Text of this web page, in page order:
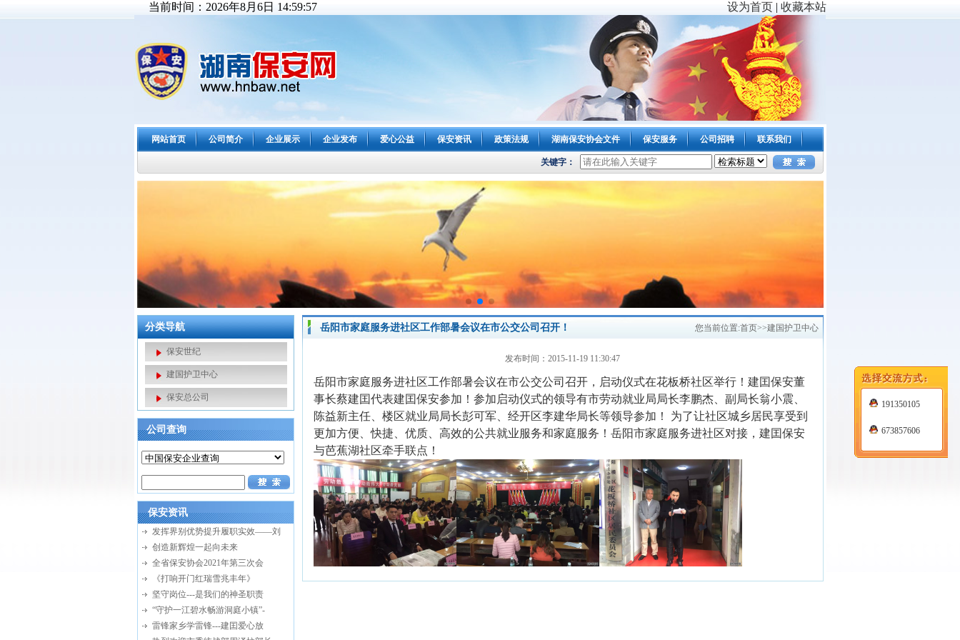
当前时间：2026年8月6日 14:59:57 设为首页| 收藏本站
网站首页 公司简介 企业展示 企业发布 爱心公益 保安资讯 政策法规 湖南保安协会文件 保安服务 公司招聘 联系我们
关键字：
分类导航
保安世纪
建国护卫中心
保安总公司
公司查询
保安资讯
发挥界别优势提升履职实效——刘
创造新辉煌一起向未来
全省保安协会2021年第三次会
《打响开门红瑞雪兆丰年》
坚守岗位---是我们的神圣职责
“守护一江碧水畅游洞庭小镇”-
雷锋家乡学雷锋---建囯爱心放
岳阳市家庭服务进社区工作部暑会议在市公交公司召开！ 您当前位置:首页>>建国护卫中心
发布时间：2015-11-19 11:30:47
岳阳市家庭服务进社区工作部暑会议在市公交公司召开，启动仪式在花板桥社区举行！建囯保安董
事长蔡建囯代表建囯保安参加！参加启动仪式的领导有市劳动就业局局长李鹏杰、副局长翁小震、
陈益新主任、楼区就业局局长彭可军、经开区李建华局长等领导参加！ 为了让社区城乡居民享受到
更加方便、快捷、优质、高效的公共就业服务和家庭服务！岳阳市家庭服务进社区对接，建囯保安
与芭蕉湖社区牵手联点！
191350105
673857606